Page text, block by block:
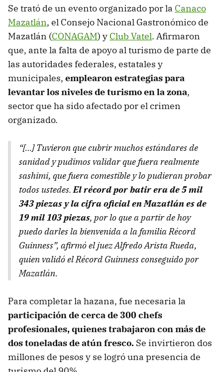
Se trató de un evento organizado por la Canaco
Mazatlán, el Consejo Nacional Gastronómico de
Mazatlán (CONAGAM) y Club Vatel. Afirmaron
que, ante la falta de apoyo al turismo de parte de
las autoridades federales, estatales y
municipales, emplearon estrategias para
levantar los niveles de turismo en la zona,
sector que ha sido afectado por el crimen
organizado.
“[…] Tuvieron que cubrir muchos estándares de
sanidad y pudimos validar que fuera realmente
sashimi, que fuera comestible y lo pudieran probar
todos ustedes.El récord por batir era de 5 mil
343 piezas y la cifra oficial en Mazatlán es de
19 mil 103 piezas, por lo que a partir de hoy
puedo darles la bienvenida a la familia Récord
Guinness”, afirmó el juez Alfredo Arista Rueda,
quien validó el Récord Guinness conseguido por
Mazatlán.
Para completar la hazana, fue necesaria la
participación de cerca de 300 chefs
profesionales, quienes trabajaron con más de
dos toneladas de atún fresco. Se invirtieron dos
millones de pesos y se logró una presencia de